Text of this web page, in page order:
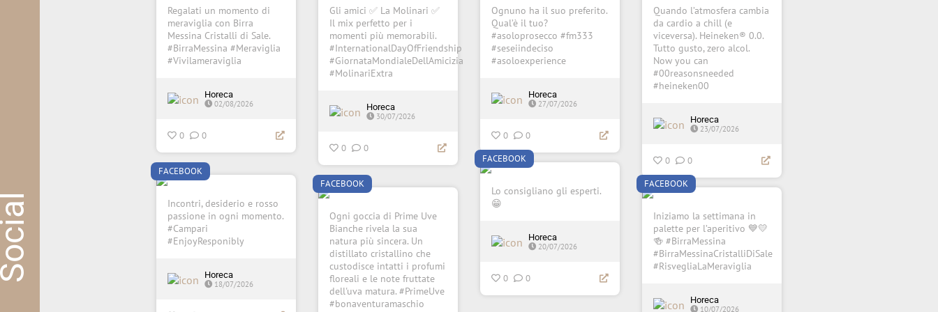
Regalati un momento di
meraviglia con Birra
Messina Cristalli di Sale.
#BirraMessina #Meraviglia
#Vivilameraviglia
Horeca
02/08/2026
0 0
Gli amici ✅ La Molinari ✅
Il mix perfetto per i
momenti più memorabili.
#InternationalDayOfFriendship
#GiornataMondialeDellAmicizia
#MolinariExtra
Horeca
30/07/2026
0 0
Ognuno ha il suo preferito.
Qual’è il tuo?
#asoloprosecco #fm333
#seseiindeciso
#asoloexperience
Horeca
27/07/2026
0 0
Quando l’atmosfera cambia
da cardio a chill (e
viceversa). Heineken® 0.0.
Tutto gusto, zero alcol.
Now you can
#00reasonsneeded
#heineken00
Horeca
23/07/2026
0 0
FACEBOOK
Lo consigliano gli esperti.
😁
Horeca
20/07/2026
0 0
FACEBOOK
Incontri, desiderio e rosso
passione in ogni momento.
#Campari
#EnjoyResponibly
Horeca
18/07/2026
FACEBOOK
Ogni goccia di Prime Uve
Bianche rivela la sua
natura più sincera. Un
distillato cristallino che
custodisce intatti i profumi
floreali e le note fruttate
dell'uva matura. #PrimeUve
#bonaventuramaschio
FACEBOOK
Iniziamo la settimana in
palette per l’aperitivo 💙💛
🍻 #BirraMessina
#BirraMessinaCristalliDiSale
#RisvegliaLaMeraviglia
Horeca
10/07/2026